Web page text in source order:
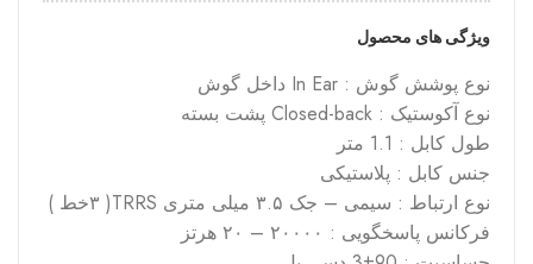
ویژگی های محصول
نوع پوشش گوش : In Ear داخل گوش
نوع آکوستیک : Closed-back پشت بسته
طول کابل : 1.1 متر
جنس کابل : پلاستیکی
نوع ارتباط : سیمی – جک ۳.۵ میلی متری TRRS( ۳خط )
فرکانس پاسخگویی : ۲۰۰۰۰ – ۲۰ هرتز